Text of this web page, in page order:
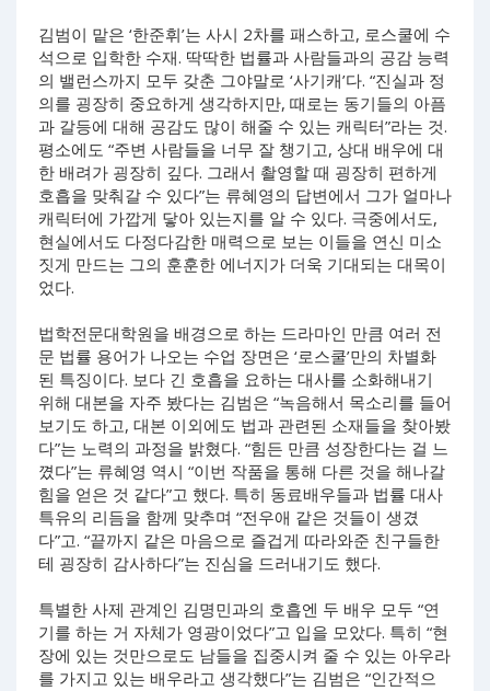
김범이 맡은 ‘한준휘’는 사시 2차를 패스하고, 로스쿨에 수
석으로 입학한 수재. 딱딱한 법률과 사람들과의 공감 능력
의 밸런스까지 모두 갖춘 그야말로 ‘사기캐’다. “진실과 정
의를 굉장히 중요하게 생각하지만, 때로는 동기들의 아픔
과 갈등에 대해 공감도 많이 해줄 수 있는 캐릭터”라는 것.
평소에도 “주변 사람들을 너무 잘 챙기고, 상대 배우에 대
한 배려가 굉장히 깊다. 그래서 촬영할 때 굉장히 편하게
호흡을 맞춰갈 수 있다”는 류혜영의 답변에서 그가 얼마나
캐릭터에 가깝게 닿아 있는지를 알 수 있다. 극중에서도,
현실에서도 다정다감한 매력으로 보는 이들을 연신 미소
짓게 만드는 그의 훈훈한 에너지가 더욱 기대되는 대목이
었다.
법학전문대학원을 배경으로 하는 드라마인 만큼 여러 전
문 법률 용어가 나오는 수업 장면은 ‘로스쿨’만의 차별화
된 특징이다. 보다 긴 호흡을 요하는 대사를 소화해내기
위해 대본을 자주 봤다는 김범은 “녹음해서 목소리를 들어
보기도 하고, 대본 이외에도 법과 관련된 소재들을 찾아봤
다”는 노력의 과정을 밝혔다. “힘든 만큼 성장한다는 걸 느
꼈다”는 류혜영 역시 “이번 작품을 통해 다른 것을 해나갈
힘을 얻은 것 같다”고 했다. 특히 동료배우들과 법률 대사
특유의 리듬을 함께 맞추며 “전우애 같은 것들이 생겼
다”고. “끝까지 같은 마음으로 즐겁게 따라와준 친구들한
테 굉장히 감사하다”는 진심을 드러내기도 했다.
특별한 사제 관계인 김명민과의 호흡엔 두 배우 모두 “연
기를 하는 거 자체가 영광이었다”고 입을 모았다. 특히 “현
장에 있는 것만으로도 남들을 집중시켜 줄 수 있는 아우라
를 가지고 있는 배우라고 생각했다”는 김범은 “인간적으